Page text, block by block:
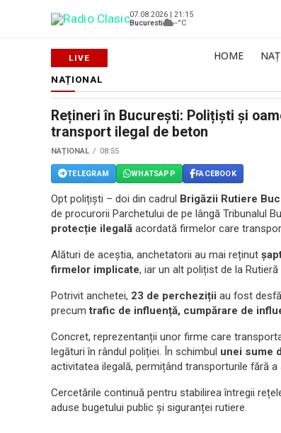
07.08.2026 | 21:15
Bucuresti
--°C
HOME
NAȚIONAL
Rețineri în București: Polițiști și
transport ilegal de beton
NAȚIONAL 08:55
TELEGRAM WHATSAPP FACEBOOK
Opt polițiști – doi din cadrul Brigăzii Rutiere
de procurorii Parchetului de pe lângă Tribunalul
protecție ilegală acordată firmelor care
Alături de aceștia, anchetatorii au mai reținut
firmelor implicate, iar un alt polițist de la
Potrivit anchetei, 23 de percheziții au fost
precumtrafic de influență, cumpărare de
Concret, reprezentanții unor firme care
legături în rândul poliției. În schimbul unei sume
activitatea ilegală, permițând transporturile fără
Cercetările continuă pentru stabilirea întregii
aduse bugetului public și siguranței rutiere.